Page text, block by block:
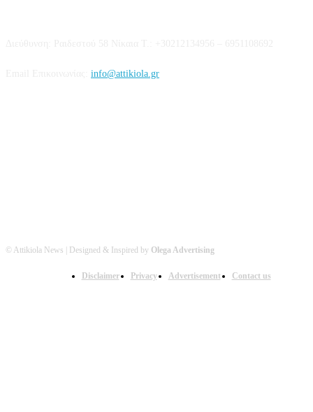
info@attikiola.gr
© Attikiola News | Designed & Inspired by Olega Advertising
Disclaimer Privacy Advertisement Contact us